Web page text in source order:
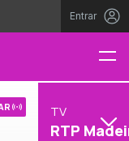
Entrar
TV
RTP